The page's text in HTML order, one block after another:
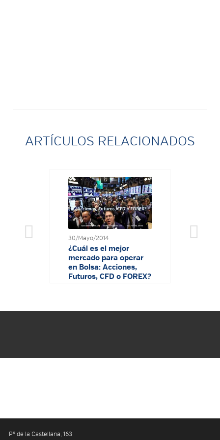
ARTÍCULOS RELACIONADOS
30/Mayo/2014
¿Cuál es el mejor
mercado para operar
en Bolsa: Acciones,
Futuros, CFD o FOREX?
¿Cuál es el reto para
Pº de la Castellana, 163